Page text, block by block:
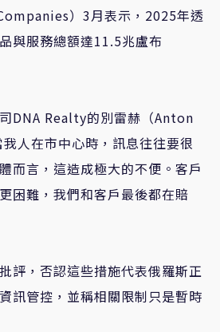
）3月表示，2025年透
與服務總額達11.5兆盧布
DNA Realty的別雷赫（Anton
人在市中心時，訊息往往要很
而言，這造成極大的不便。客戶
困難，我們和客戶最後都在賠
評，否認這些措施代表俄羅斯正
訊管控，並稱相關限制只是暫時